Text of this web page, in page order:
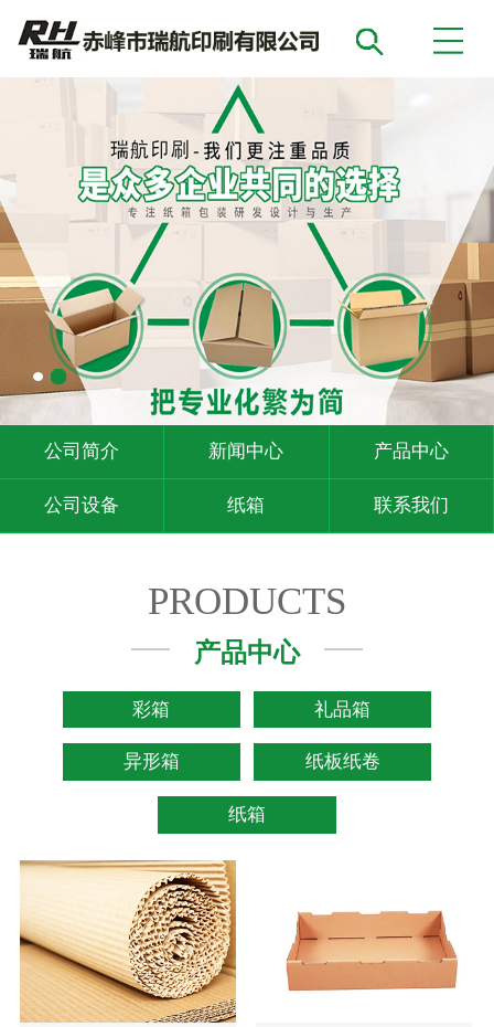
公司简介 新闻中心 产品中心
公司设备 纸箱 联系我们
PRODUCTS
产品中心
彩箱 礼品箱
异形箱 纸板纸卷
纸箱